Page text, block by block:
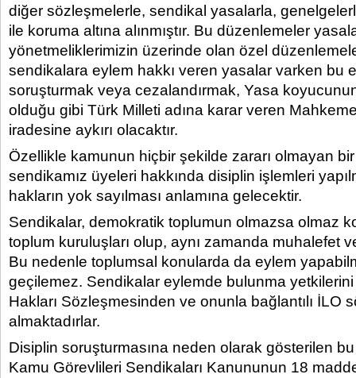
diğer sözleşmelerle, sendikal yasalarla,
ile koruma altına alınmıştır. Bu düzenlemeler
yönetmeliklerimizin üzerinde olan özel
sendikalara eylem hakkı veren yasalar varken bu
soruşturmak veya cezalandırmak, Yasa
olduğu gibi Türk Milleti adına karar veren
iradesine aykırı olacaktır.
Özellikle kamunun hiçbir şekilde zararı olmayan
sendikamız üyeleri hakkında disiplin işlemleri
hakların yok sayılması anlamına gelecektir.
Sendikalar, demokratik toplumun olmazsa olmaz
toplum kuruluşları olup, aynı zamanda muhalefet
Bu nedenle toplumsal konularda da eylem
geçilemez. Sendikalar eylemde bulunma
Hakları Sözleşmesinden ve onunla bağlantılı İLO
almaktadırlar.
Disiplin soruşturmasına neden olarak gösterilen bu
Kamu Görevlileri Sendikaları Kanununun 18